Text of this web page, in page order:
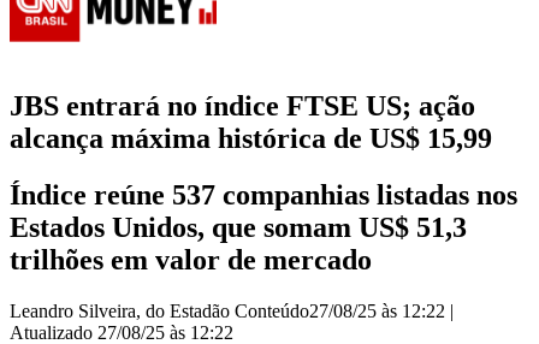
JBS entrará no índice FTSE US; ação
alcança máxima histórica de US$ 15,99
Índice reúne 537 companhias listadas nos
Estados Unidos, que somam US$ 51,3
trilhões em valor de mercado
Leandro Silveira, do Estadão Conteúdo27/08/25 às 12:22 |
Atualizado 27/08/25 às 12:22